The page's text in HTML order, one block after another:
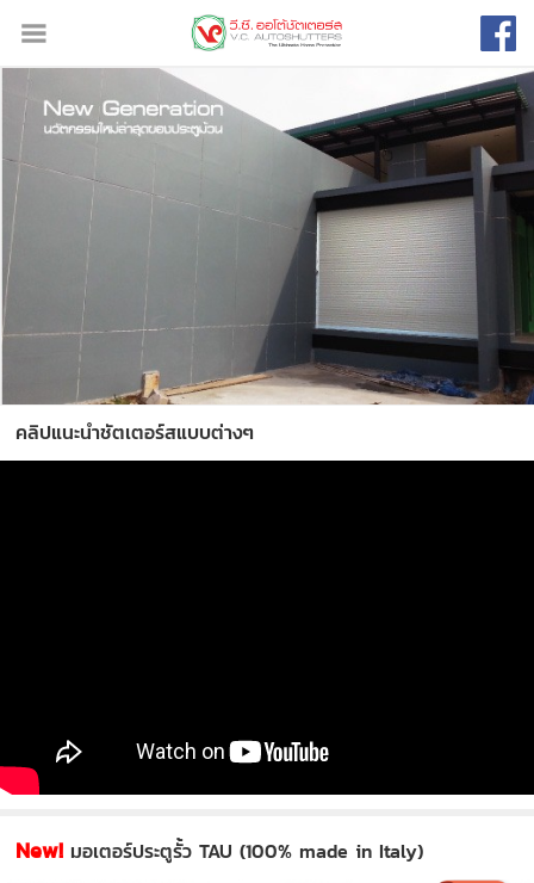
คลิปแนะนำชัตเตอร์สแบบต่างๆ
New! มอเตอร์ประตูรั้ว TAU (100% made in Italy)